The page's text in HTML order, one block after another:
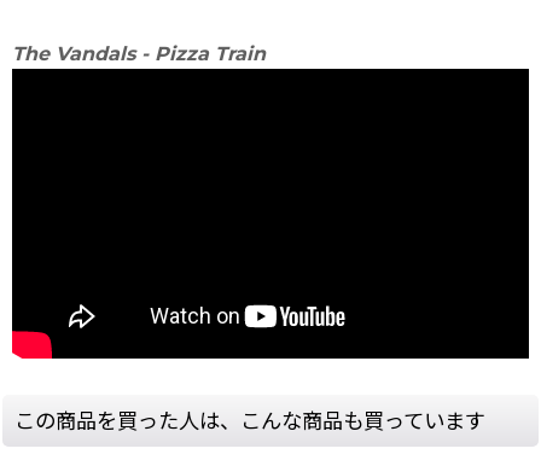
The Vandals - Pizza Train
この商品を買った人は、こんな商品も買っています